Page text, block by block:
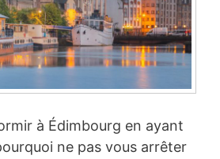
à Édimbourg en ayant
ne pas vous arrêter